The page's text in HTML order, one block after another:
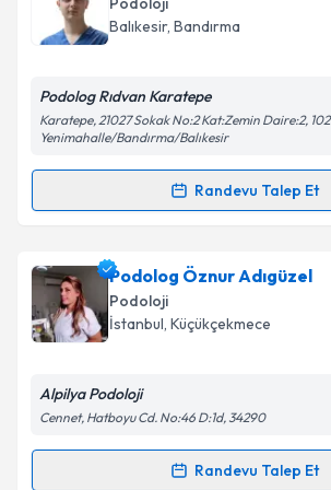
takvim hazırlandığında e-posta ile
Kişisel verilerimin işlenmesine
'ni okudum ve kişisel
kapsamda işlenmesini kabul
Takvim Talebini
Balıkesir, Bandırma
Podolog Rıdvan Karatepe
Karatepe, 21027 Sokak No:2 Kat:Zemin Daire:2,
Yenimahalle/Bandırma/Balıkesir
Randevu Talep Et
Randevu Takvimi Talebi
Podolog Rıdvan Karatepeiçin
talebi oluşturun. Size bu uzmandan
için bir takvim hazırlandığında e-
bilgilendireceğiz.
Podolog Öznur Adıgüzel
Podoloji
İstanbul, Küçükçekmece
Alpilya Podoloji
Cennet, Hatboyu Cd. No:46 D:1d, 34290
Randevu Talep Et
Randevu Takvimi Talebi